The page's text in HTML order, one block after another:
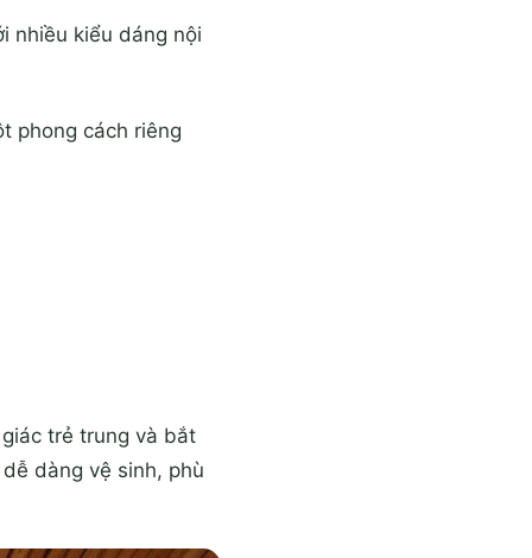
nhiều kiểu dáng nội
phong cách riêng
trẻ trung và bắt
dàng vệ sinh, phù